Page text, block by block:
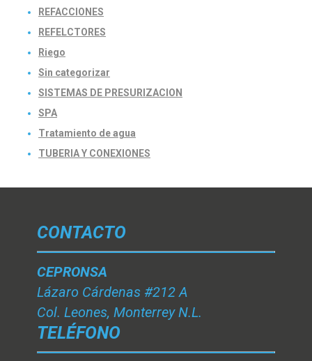
REFACCIONES
REFELCTORES
Riego
Sin categorizar
SISTEMAS DE PRESURIZACION
SPA
Tratamiento de agua
TUBERIA Y CONEXIONES
CONTACTO
CEPRONSA
Lázaro Cárdenas #212 A
Col. Leones, Monterrey N.L.
TELÉFONO